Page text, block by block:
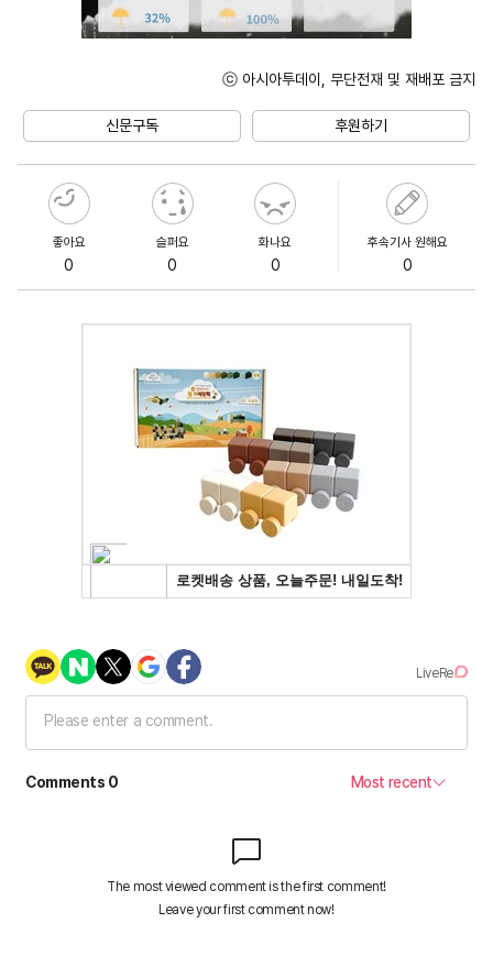
ⓒ 아시아투데이, 무단전재 및 재배포 금지
신문구독 후원하기
좋아요
0
슬퍼요
0
화나요
0
후속기사 원해요
0